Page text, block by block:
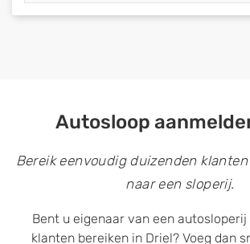
Autosloop
Bereik eenvoudig duizenden
naar een sloperij.
Bent u eigenaar van een
klanten bereiken in Driel? Voeg dan